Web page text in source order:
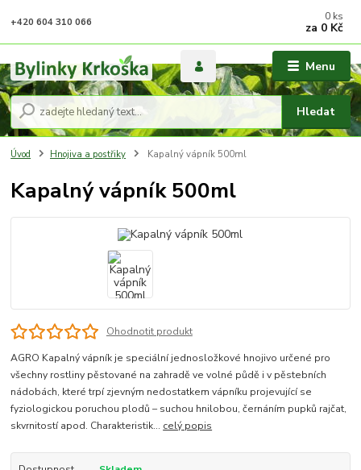
Menu
Hledat
+420 604 310 066 0 ks
za 0 Kč
Úvod Hnojiva a postřiky Kapalný vápník 500ml
Kapalný vápník 500ml
Ohodnotit produkt
AGRO Kapalný vápník je speciální jednosložkové hnojivo určené pro
všechny rostliny pěstované na zahradě ve volné půdě i v pěstebních
nádobách, které trpí zjevným nedostatkem vápníku projevující se
fyziologickou poruchou plodů – suchou hnilobou, černáním pupků rajčat,
skvrnitostí apod. Charakteristik... celý popis